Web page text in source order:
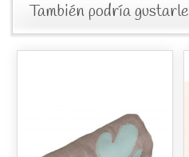
También podría gustarle